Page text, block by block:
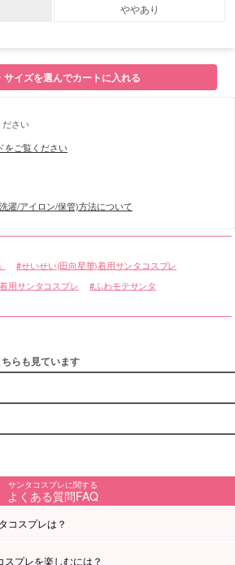
ややあり
サイズを選んでカートに入れる
ださい
をご覧ください
濯/アイロン/保管)方法について
せいせい(田向星華)着用サンタコスプレ
用サンタコスプレ ふわモテサンタ
らも見ています
サンタコスプレに関する
よくある質問FAQ
コスプレは？
プレを楽しむには？